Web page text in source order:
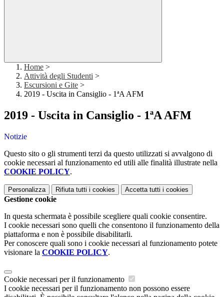
Home >
Attività degli Studenti >
Escursioni e Gite >
2019 - Uscita in Cansiglio - 1ªA AFM
2019 - Uscita in Cansiglio - 1ªA AFM
Notizie
Questo sito o gli strumenti terzi da questo utilizzati si avvalgono di
cookie necessari al funzionamento ed utili alle finalità illustrate nella
COOKIE POLICY.
Personalizza Rifiuta tutti i cookies Accetta tutti i cookies
Gestione cookie
In questa schermata è possibile scegliere quali cookie consentire.
I cookie necessari sono quelli che consentono il funzionamento della
piattaforma e non è possibile disabilitarli.
Per conoscere quali sono i cookie necessari al funzionamento potete
visionare la COOKIE POLICY.
Cookie necessari per il funzionamento
I cookie necessari per il funzionamento non possono essere